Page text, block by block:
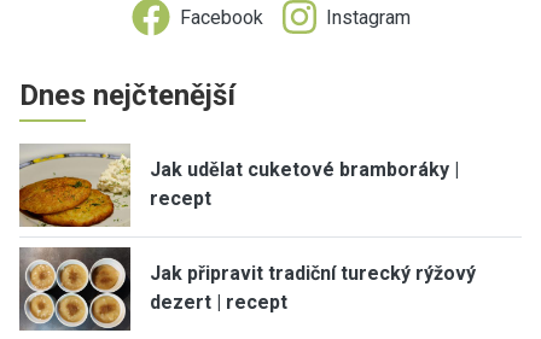
Facebook Instagram
Dnes nejčtenější
Jak udělat cuketové bramboráky |
recept
Jak připravit tradiční turecký rýžový
dezert | recept